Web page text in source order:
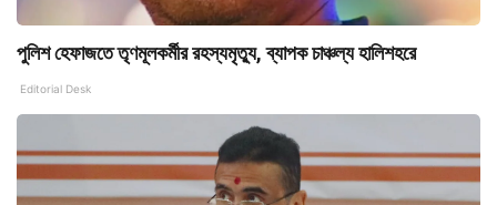
পুলিশ হেফাজতে তৃণমূলকর্মীর রহস্যমৃত্যু, ব্যাপক চাঞ্চল্য হালিশহরে
Editorial Desk